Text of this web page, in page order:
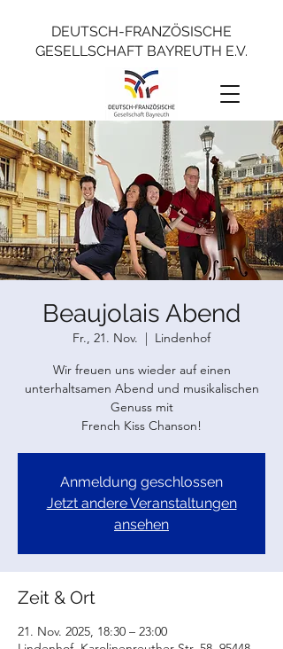
DEUTSCH-FRANZÖSISCHE
GESELLSCHAFT BAYREUTH E.V.
Beaujolais Abend
Fr., 21. Nov.
  |
Lindenhof
Wir freuen uns wieder auf einen
unterhaltsamen Abend und musikalischen
Genuss mit
French Kiss Chanson!
Anmeldung geschlossen
Jetzt andere Veranstaltungen
ansehen
Zeit & Ort
21. Nov. 2025, 18:30 – 23:00